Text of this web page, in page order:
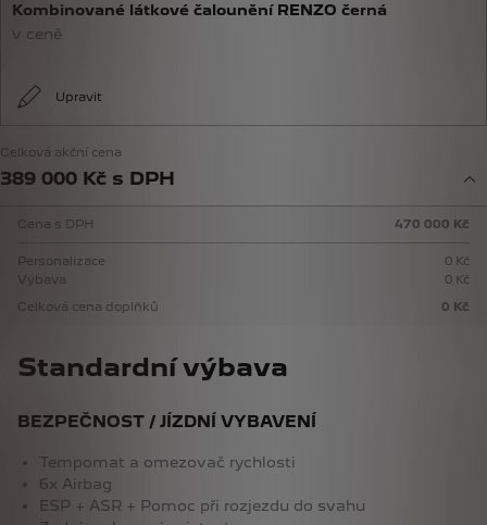
Kombinované látkové čalounění RENZO černá
v ceně
Upravit
Celková akční cena
389 000 Kč s DPH
Cena s DPH 470 000 Kč
Personalizace
0 Kč
Výbava
0 Kč
Celková cena doplňků
0 Kč
Standardní výbava
BEZPEČNOST / JÍZDNÍ VYBAVENÍ
Tempomat a omezovač rychlosti
6x Airbag
ESP + ASR + Pomoc při rozjezdu do svahu